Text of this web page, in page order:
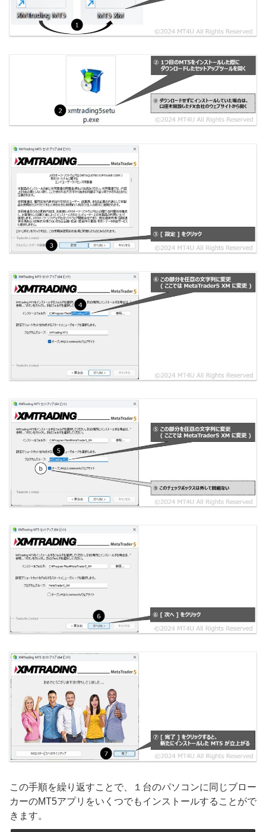
この手順を繰り返すことで、１台のパソコンに同じブロー
カーのMT5アプリをいくつでもインストールすることがで
きます。